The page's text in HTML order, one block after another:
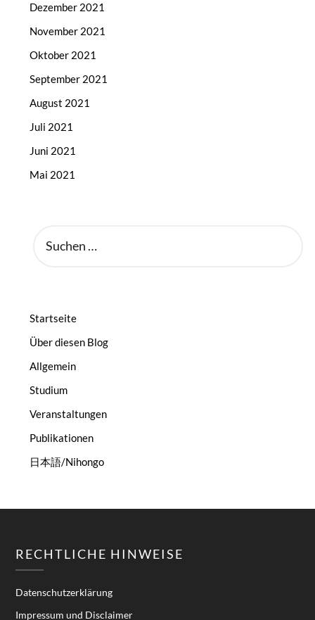
Dezember 2021
November 2021
Oktober 2021
September 2021
August 2021
Juli 2021
Juni 2021
Mai 2021
NACH:
Startseite
Über diesen Blog
Allgemein
Studium
Veranstaltungen
Publikationen
日本語/Nihongo
RECHTLICHE HINWEISE
Datenschutzerklärung
Impressum und Disclaimer